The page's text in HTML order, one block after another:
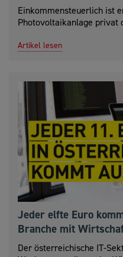
Einkommensteuerlich ist
Photovoltaikanlage privat
Artikel lesen
Jeder elfte Euro
Branche mit
Der österreichische IT-